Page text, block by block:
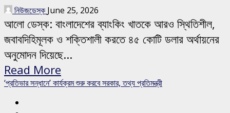
নিউজডেস্ক June 25, 2026
আলো ডেস্ক: বাংলাদেশের ব্যাংকিং খাতকে আরও স্থিতিশীল,
জবাবদিহিমূলক ও শক্তিশালী করতে ৪৫ কোটি ডলার অর্থায়নের
অনুমোদন দিয়েছে...
Read More
‘প্রতিভার সন্ধানে’ কার্যক্রম শুরু করবে সরকার, তথ্য প্রতিমন্ত্রী